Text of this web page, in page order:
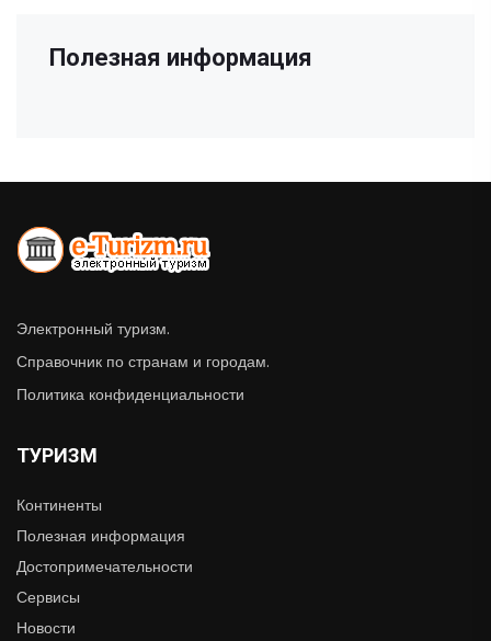
Полезная информация
Электронный туризм.
Справочник по странам и городам.
Политика конфиденциальности
ТУРИЗМ
Континенты
Полезная информация
Достопримечательности
Сервисы
Новости